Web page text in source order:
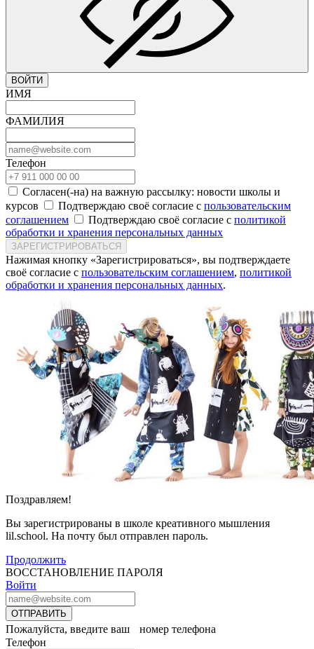
ВОЙТИ
ИМЯ
ФАМИЛИЯ
Телефон
Согласен(-на) на важную рассылку: новости школы и
курсов
Подтверждаю своё согласие с пользовательским
соглашением
Подтверждаю своё согласие с политикой
обработки и хранения персональных данных
ЗАРЕГИСТРИРОВАТЬСЯ
Нажимая кнопку «Зарегистрироваться», вы подтверждаете
своё согласие с пользовательским соглашением, политикой
обработки и хранения персональных данных.
Поздравляем!
Вы зарегистрированы в школе креативного мышления
lil.school. На почту был отправлен пароль.
Продолжить
ВОССТАНОВЛЕНИЕ ПАРОЛЯ
Войти
ОТПРАВИТЬ
Пожалуйста, введите ваш номер телефона
Телефон